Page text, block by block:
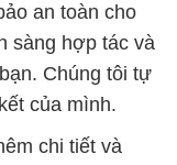
an toàn cho
sàng hợp tác và
Chúng tôi tự
của mình.
chi tiết và